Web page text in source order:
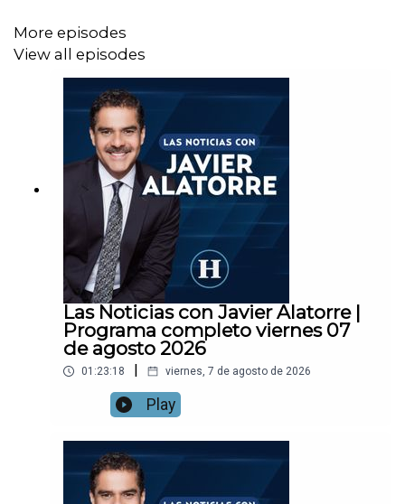
More episodes
View all episodes
Las Noticias con Javier Alatorre |
Programa completo viernes 07
de agosto 2026
01:23:18 viernes, 7 de agosto de 2026
Play